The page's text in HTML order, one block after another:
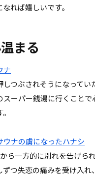
れば嬉しいです。
まる
ナ
しつぶされそうになってい
スーパー銭湯に行くことで
ウナの虜になったハナシ
ら一方的に別れを告げられ
ずつ失恋の痛みを受け入れ